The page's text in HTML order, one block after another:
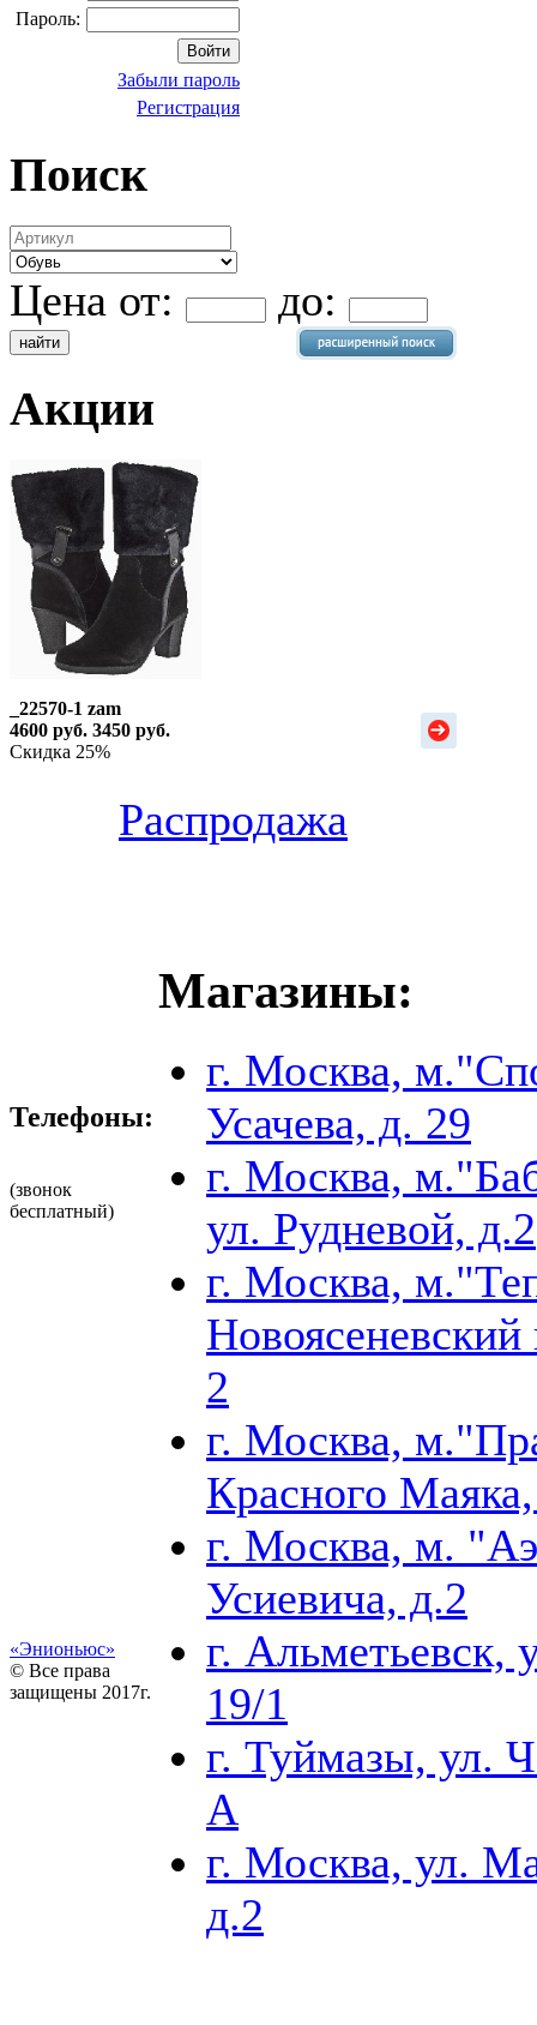
Пароль:
Забыли пароль
Регистрация
Поиск
Цена от: до:
Акции
_22570-1 zam
4600 руб. 3450 руб.
Скидка 25%
Распродажа
Телефоны:
(звонок
бесплатный)
Магазины:
г. Москва,
Усачева, д. 29
г. Москва,
ул. Рудневой, д.2
г. Москва,
Новоясеневский
2
г. Москва,
Красного
г. Москва, м.
Усиевича, д.2
г. Альметьевск,
19/1
г. Туймазы, ул.
А
г. Москва, ул.
д.2
«Энионьюс»
© Все права
защищены 2017г.